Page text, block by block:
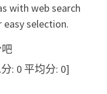
with web search
easy selection.
: 0 平均分: 0]